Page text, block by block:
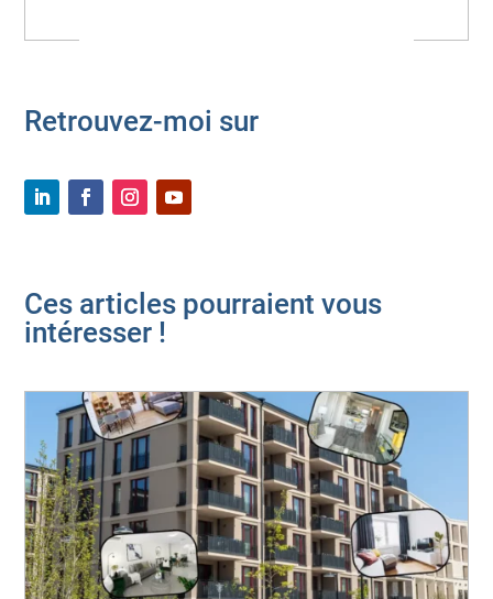
Retrouvez-moi sur
Ces articles pourraient vous
intéresser !